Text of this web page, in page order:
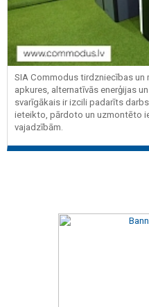
SIA Commodus tirdzniecības un
apkures, alternatīvās enerģijas
svarīgākais ir izcili padarīts
ieteikto, pārdoto un uzmontēto
vajadzībām.